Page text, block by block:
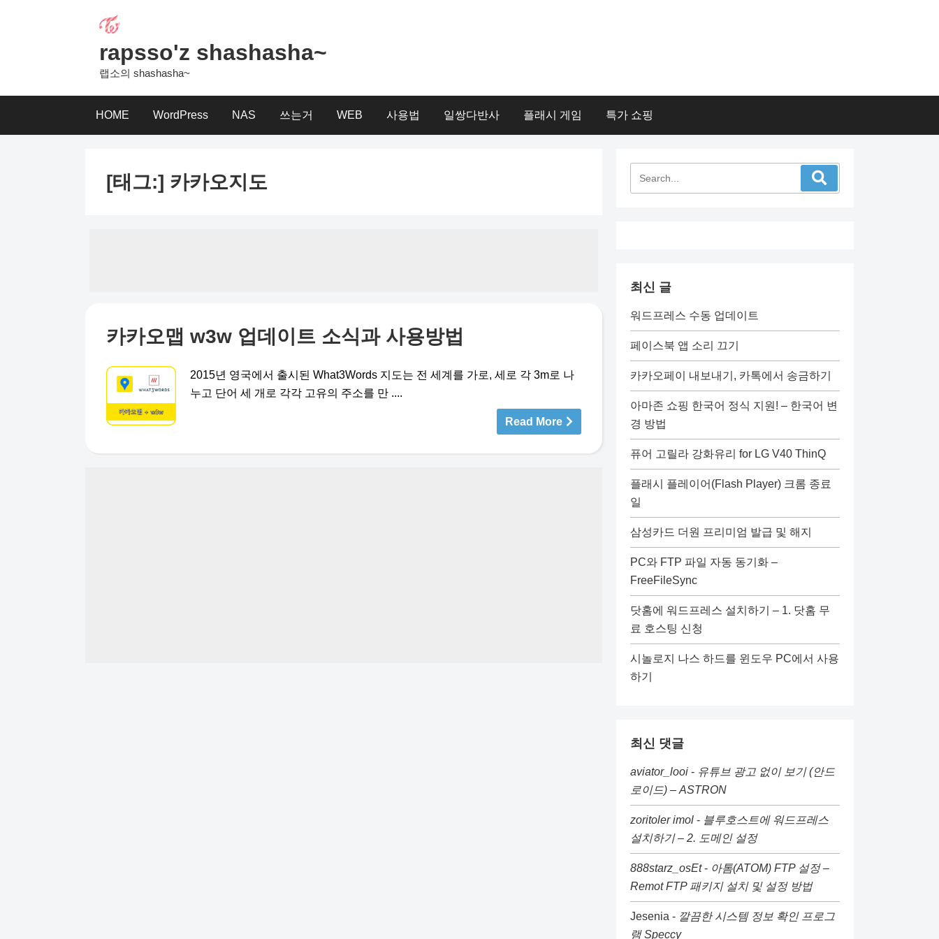
rapsso'z shashasha~
랩소의 shashasha~
HOME WordPress NAS 쓰는거 WEB 사용법 일쌍다반사 플래시 게임 특가 쇼핑
[태그:] 카카오지도
카카오맵 w3w 업데이트 소식과 사용방법
2015년 영국에서 출시된 What3Words 지도는 전 세계를 가로, 세로 각 3m로 나
누고 단어 세 개로 각각 고유의 주소를 만 ....
Read More
최신 글
워드프레스 수동 업데이트
페이스북 앱 소리 끄기
카카오페이 내보내기, 카톡에서 송금하기
아마존 쇼핑 한국어 정식 지원! – 한국어 변
경 방법
퓨어 고릴라 강화유리 for LG V40 ThinQ
플래시 플레이어(Flash Player) 크롬 종료
일
삼성카드 더원 프리미엄 발급 및 해지
PC와 FTP 파일 자동 동기화 –
FreeFileSync
닷홈에 워드프레스 설치하기 – 1. 닷홈 무
료 호스팅 신청
시놀로지 나스 하드를 윈도우 PC에서 사용
하기
최신 댓글
aviator_looi - 유튜브 광고 없이 보기 (안드
로이드) – ASTRON
zoritoler imol - 블루호스트에 워드프레스
설치하기 – 2. 도메인 설정
888starz_osEt- 아톰(ATOM) FTP 설정 –
Remot FTP 패키지 설치 및 설정 방법
Jesenia - 깔끔한 시스템 정보 확인 프로그
램 Speccy